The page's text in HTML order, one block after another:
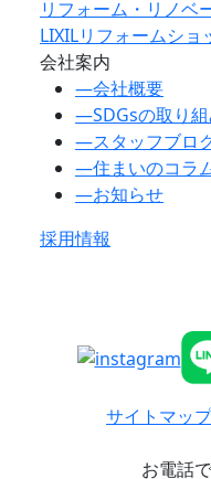
リフォーム・リノベ
LIXILリフォームショ
会社案内
―会社概要
―SDGsの取り
―スタッフブロ
―住まいのコラ
―お知らせ
採用情報
サイトマップ
お電話